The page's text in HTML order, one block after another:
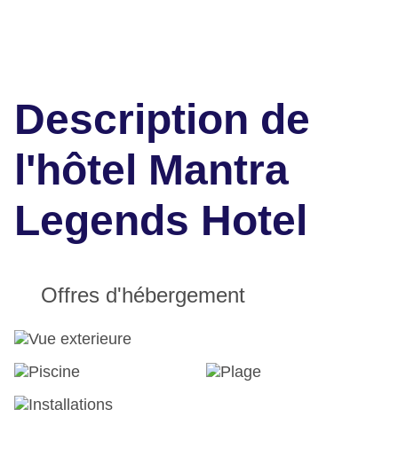
Description de
l'hôtel Mantra
Legends Hotel
Offres d'hébergement